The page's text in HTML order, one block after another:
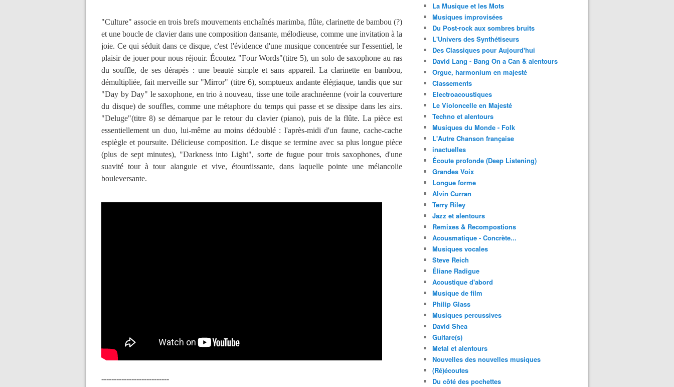
"Culture" associe en trois brefs mouvements enchaînés marimba, flûte, clarinette de bambou (?)
et une boucle de clavier dans une composition dansante, mélodieuse, comme une invitation à la
joie. Ce qui séduit dans ce disque, c'est l'évidence d'une musique concentrée sur l'essentiel, le
plaisir de jouer pour nous réjouir. Écoutez "Four Words"(titre 5), un solo de saxophone au ras
du souffle, de ses dérapés : une beauté simple et sans appareil. La clarinette en bambou,
démultipliée, fait merveille sur "Mirror" (titre 6), somptueux andante élégiaque, tandis que sur
"Day by Day" le saxophone, en trio à nouveau, tisse une toile arachnéenne (voir la couverture
du disque) de souffles, comme une métaphore du temps qui passe et se dissipe dans les airs.
"Deluge"(titre 8) se démarque par le retour du clavier (piano), puis de la flûte. La pièce est
essentiellement un duo, lui-même au moins dédoublé : l'après-midi d'un faune, cache-cache
espiègle et poursuite. Délicieuse composition. Le disque se termine avec sa plus longue pièce
(plus de sept minutes), "Darkness into Light", sorte de fugue pour trois saxophones, d'une
suavité tour à tour alanguie et vive, étourdissante, dans laquelle pointe une mélancolie
bouleversante.
---------------------------
La Musique et les Mots
Musiques improvisées
Du Post-rock aux sombres bruits
L'Univers des Synthétiseurs
Des Classiques pour Aujourd'hui
David Lang - Bang On a Can & alentours
Orgue, harmonium en majesté
Classements
Electroacoustiques
Le Violoncelle en Majesté
Techno et alentours
Musiques du Monde - Folk
L'Autre Chanson française
inactuelles
Écoute profonde (Deep Listening)
Grandes Voix
Longue forme
Alvin Curran
Terry Riley
Jazz et alentours
Remixes & Recompostions
Acousmatique - Concrète...
Musiques vocales
Steve Reich
Éliane Radigue
Acoustique d'abord
Musique de film
Philip Glass
Musiques percussives
David Shea
Guitare(s)
Metal et alentours
Nouvelles des nouvelles musiques
(Ré)écoutes
Du côté des pochettes